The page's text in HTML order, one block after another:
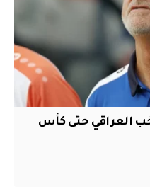
العراقي حتى كأس